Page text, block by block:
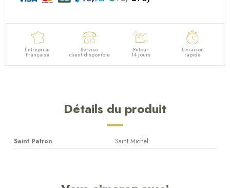
Entreprise
Française
Service
client disponible
Retour
14 jours
Livraison
rapide
Détails du produit
Saint Patron Saint Michel